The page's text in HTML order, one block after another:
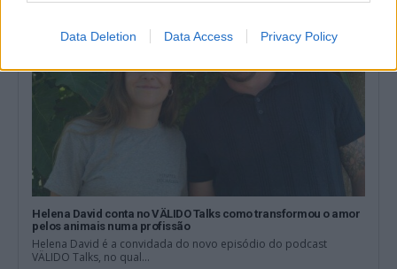
Data Deletion Data Access Privacy Policy
Helena David conta no VÄLIDO Talks como transformou o amor
pelos animais numa profissão
Helena David é a convidada do novo episódio do podcast
VÄLIDO Talks, no qual...